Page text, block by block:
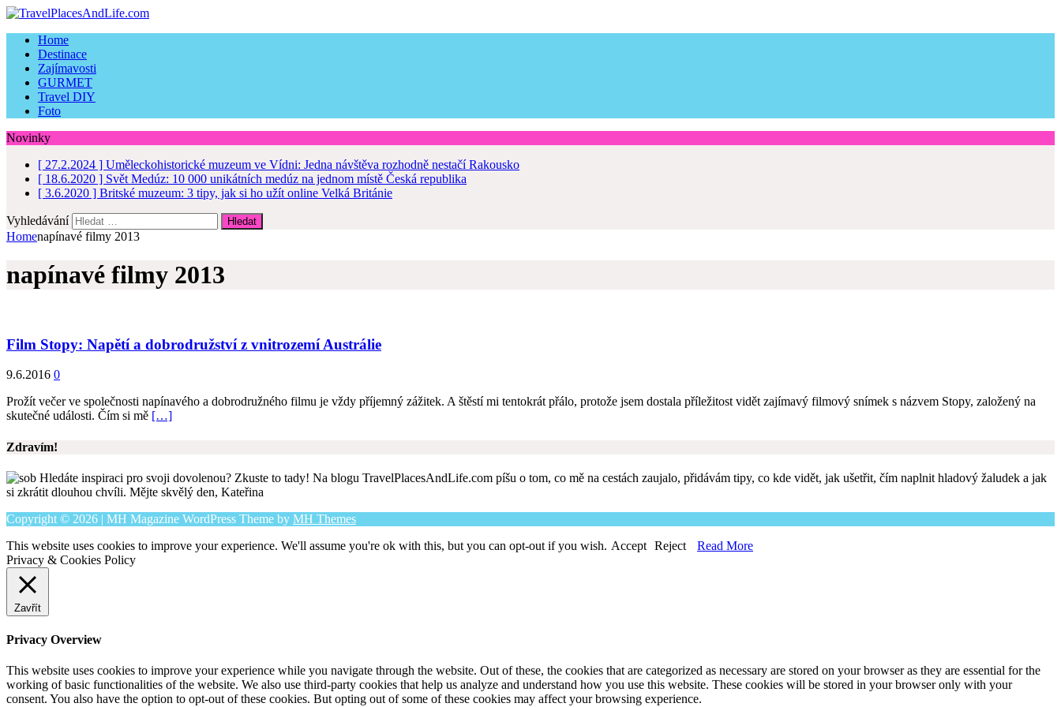
Home
Destinace
Zajímavosti
GURMET
Travel DIY
Foto
Novinky
[ 27.2.2024 ] Uměleckohistorické muzeum ve Vídni: Jedna návštěva rozhodně nestačíRakousko
[ 18.6.2020 ] Svět Medúz: 10 000 unikátních medúz na jednom místě Česká republika
[ 3.6.2020 ] Britské muzeum: 3 tipy, jak si ho užít online Velká Británie
Vyhledávání
Homenapínavé filmy 2013
napínavé filmy 2013
Film Stopy: Napětí a dobrodružství z vnitrozemí Austrálie
9.6.2016 0
Prožít večer ve společnosti napínavého a dobrodružného filmu je vždy příjemný zážitek. A štěstí mi tentokrát přálo, protože jsem dostala příležitost vidět zajímavý filmový snímek s názvem Stopy, založený na
skutečné události. Čím si mě […]
Zdravím!
Hledáte inspiraci pro svoji dovolenou? Zkuste to tady! Na blogu TravelPlacesAndLife.com píšu o tom, co mě na cestách zaujalo, přidávám tipy, co kde vidět, jak ušetřit, čím naplnit hladový žaludek a jak
si zkrátit dlouhou chvíli. Mějte skvělý den, Kateřina
Copyright © 2026 | MH Magazine WordPress Theme by MH Themes
This website uses cookies to improve your experience. We'll assume you're ok with this, but you can opt-out if you wish. Accept Reject
Read More
Privacy & Cookies Policy
Zavřít
Privacy Overview
This website uses cookies to improve your experience while you navigate through the website. Out of these, the cookies that are categorized as necessary are stored on your browser as they are essential for the
working of basic functionalities of the website. We also use third-party cookies that help us analyze and understand how you use this website. These cookies will be stored in your browser only with your
consent. You also have the option to opt-out of these cookies. But opting out of some of these cookies may affect your browsing experience.